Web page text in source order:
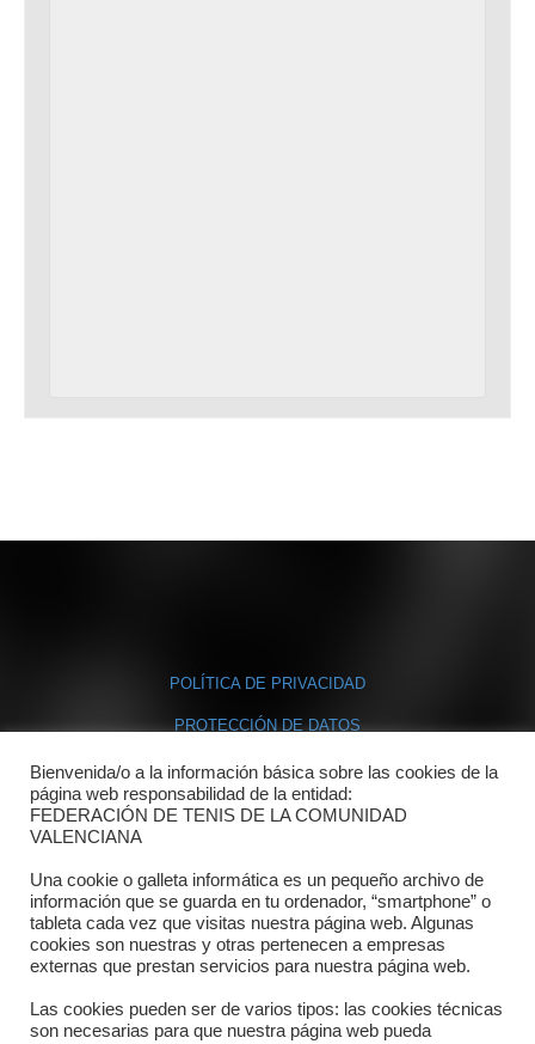
POLÍTICA DE PRIVACIDAD
PROTECCIÓN DE DATOS
POLÍTICA DE COOKIES
Dónde estamos
Directorio departamentos
Horario
Formulario de contacto
Bienvenida/o a la información básica sobre las cookies de la
página web responsabilidad de la entidad:
FEDERACIÓN DE TENIS DE LA COMUNIDAD
VALENCIANA
Una cookie o galleta informática es un pequeño archivo de
información que se guarda en tu ordenador, “smartphone” o
tableta cada vez que visitas nuestra página web. Algunas
cookies son nuestras y otras pertenecen a empresas
externas que prestan servicios para nuestra página web.
Las cookies pueden ser de varios tipos: las cookies técnicas
son necesarias para que nuestra página web pueda